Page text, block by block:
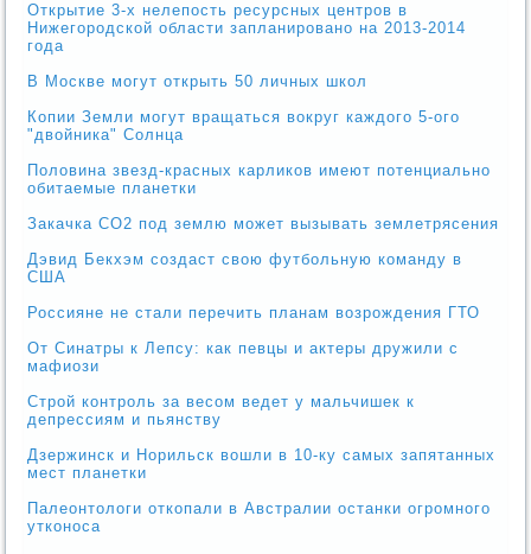
Открытие 3-х нелепость ресурсных центров в
Нижегородской области запланировано на 2013-2014
года
В Москве могут открыть 50 личных школ
Копии Земли могут вращаться вокруг каждого 5-ого
"двойника" Солнца
Половина звезд-красных карликов имеют потенциально
обитаемые планетки
Закачка CO2 под землю может вызывать землетрясения
Дэвид Бекхэм создаст свою футбольную команду в
США
Россияне не стали перечить планам возрождения ГТО
От Синатры к Лепсу: как певцы и актеры дружили с
мафиози
Строй контроль за весом ведет у мальчишек к
депрессиям и пьянству
Дзержинск и Норильск вошли в 10-ку самых запятанных
мест планетки
Палеонтологи откопали в Австралии останки огромного
утконоса